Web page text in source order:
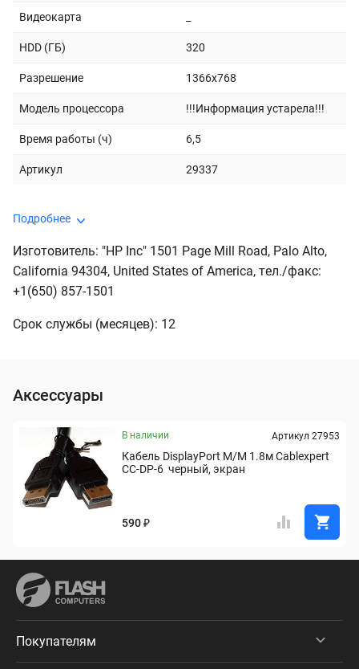
Видеокарта
HDD (ГБ) 320
Разрешение 1366x768
Модель процессора !!!Информация устарела!!!
Время работы (ч) 6,5
Артикул 29337
Подробнее
Изготовитель: "HP Inc" 1501 Page Mill Road, Palo Alto,
California 94304, United States of America, тeл./факс:
+1(650) 857-1501
Срок службы (месяцев): 12
Аксессуары
В наличии Артикул 27953
Кабель DisplayPort M/M 1.8м Cablexpert
CC-DP-6  черный, экран
590 ₽
Покупателям